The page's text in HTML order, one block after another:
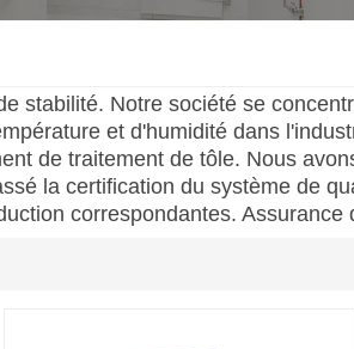
stabilité. Notre société se
et d'humidité dans
de traitement de tôle. Nous
la certification du système de
correspondantes.